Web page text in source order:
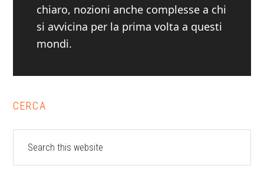
chiaro, nozioni anche complesse a chi
si avvicina per la prima volta a questi
mondi.
Primary
Sidebar
CERCA
website